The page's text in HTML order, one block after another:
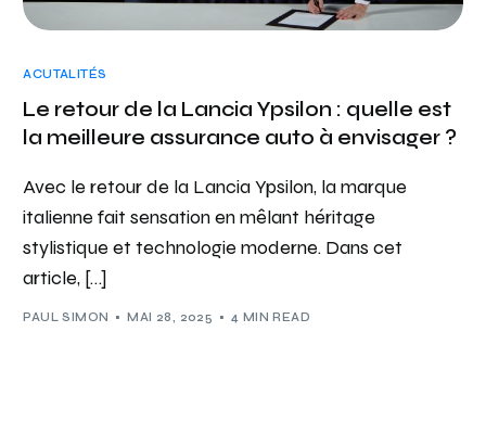
ACUTALITÉS
Le retour de la Lancia Ypsilon : quelle est
la meilleure assurance auto à envisager ?
Avec le retour de la Lancia Ypsilon, la marque
italienne fait sensation en mêlant héritage
stylistique et technologie moderne. Dans cet
article, […]
PAUL SIMON MAI 28, 2025 4 MIN READ